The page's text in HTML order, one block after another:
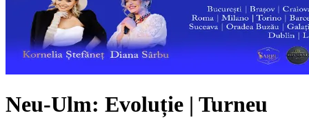
Neu-Ulm: Evoluție | Turneu